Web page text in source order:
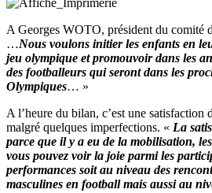
A Georges WOTO, président du comité
…Nous voulons initier les enfants en
jeu olympique et promouvoir dans les
des footballeurs qui seront dans les
Olympiques… »
A l’heure du bilan, c’est une satisfaction
malgré quelques imperfections. « La
parce que il y a eu de la mobilisation,
vous pouvez voir la joie parmi les
performances soit au niveau des
masculines en football mais aussi au